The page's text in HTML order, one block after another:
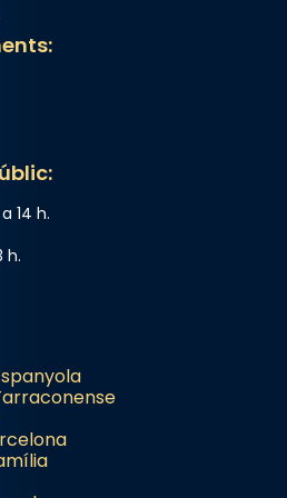
Barcelona
Juliana i
de sant Cugat, a
sorgeix la tradició
(“relatiu a Júlia”) i
a Semprònia =
seves. I l’any 1667, el
afirma en una obra
Cristiana
14 h.
h.